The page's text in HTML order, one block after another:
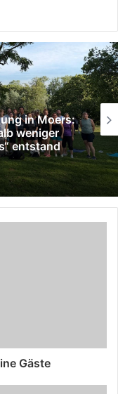
in Moers:
weniger
entstand
Gäste